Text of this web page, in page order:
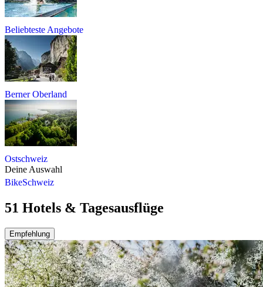
Beliebteste Angebote
Berner Oberland
Ostschweiz
Deine Auswahl
BikeSchweiz
51 Hotels & Tagesausflüge
Empfehlung